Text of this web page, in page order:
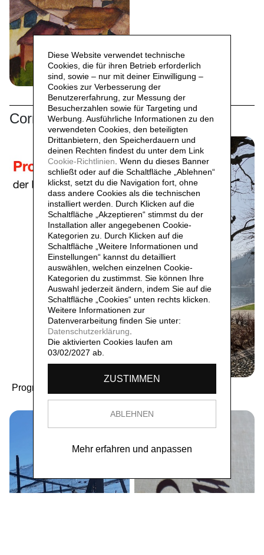
Correlati
Programme 2021 - 2026
Diese Website verwendet technische
Cookies, die für ihren Betrieb erforderlich
sind, sowie – nur mit deiner Einwilligung –
Cookies zur Verbesserung der
Benutzererfahrung, zur Messung der
Besucherzahlen sowie für Targeting und
Werbung. Ausführliche Informationen zu den
verwendeten Cookies, den beteiligten
Drittanbietern, den Speicherdauern und
deinen Rechten findest du unter dem Link
Cookie-Richtlinien . Wenn du dieses Banner
schließt oder auf die Schaltfläche „Ablehnen“
klickst, setzt du die Navigation fort, ohne
dass andere Cookies als die technischen
installiert werden. Durch Klicken auf die
Schaltfläche „Akzeptieren“ stimmst du der
Installation aller angegebenen Cookie-
Kategorien zu. Durch Klicken auf die
Schaltfläche „Weitere Informationen und
Einstellungen“ kannst du detailliert
auswählen, welchen einzelnen Cookie-
Kategorien du zustimmst. Sie können Ihre
Auswahl jederzeit ändern, indem Sie auf die
Schaltfläche „Cookies“ unten rechts klicken.
Weitere Informationen zur
Datenverarbeitung finden Sie unter:
Datenschutzerklärung
Die aktivierten Cookies laufen am
03/02/2027 ab.
ZUSTIMMEN
ABLEHNEN
Mehr erfahren und anpassen